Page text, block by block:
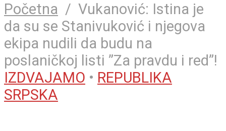
Početna / Vukanović: Istina je
da su se Stanivuković i njegova
ekipa nudili da budu na
poslaničkoj listi ”Za pravdu i red”!
IZDVAJAMO • REPUBLIKA
SRPSKA